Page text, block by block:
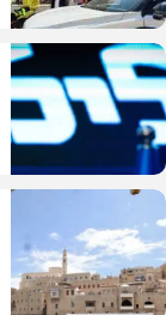
בארץ
פוליטי